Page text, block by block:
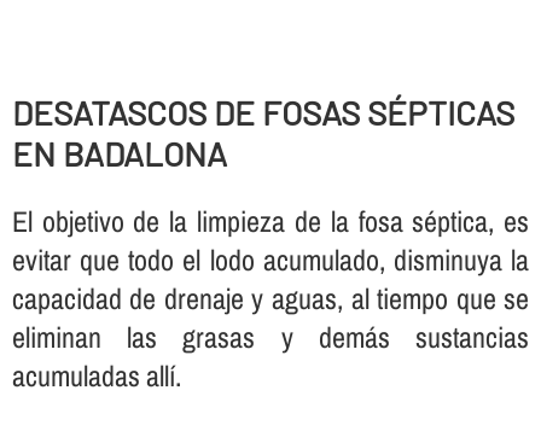
DESATASCOS DE FOSAS SÉPTICAS
EN BADALONA
El objetivo de la limpieza de la fosa séptica, es
evitar que todo el lodo acumulado, disminuya la
capacidad de drenaje y aguas, al tiempo que se
eliminan las grasas y demás sustancias
acumuladas allí­.